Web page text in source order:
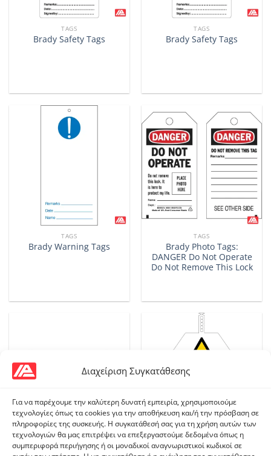
Διαχείριση Συγκατάθεσης
Για να παρέχουμε την καλύτερη δυνατή εμπειρία, χρησιμοποιούμε
τεχνολογίες όπως τα cookies για την αποθήκευση και/ή την πρόσβαση σε
πληροφορίες της συσκευής. Η συγκατάθεσή σας για τη χρήση αυτών των
τεχνολογιών θα μας επιτρέψει να επεξεργαστούμε δεδομένα όπως η
συμπεριφορά περιήγησης ή οι μοναδικοί αναγνωριστικοί κωδικοί σε
TAGS
Brady Safety Tags
TAGS
Brady Safety Tags
TAGS
Brady Warning Tags
TAGS
Brady Photo Tags:
DANGER Do Not Operate
Do Not Remove This Lock
TAGS TAGS